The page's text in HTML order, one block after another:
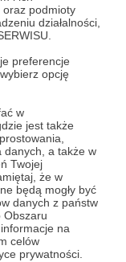
oraz podmioty
działalności,
preferencje
opcję
w
jest także
danych, a także w
Twojej
że w
będą mogły być
danych z państw
Obszaru
na
celów
prywatności.
Pod Zielonym